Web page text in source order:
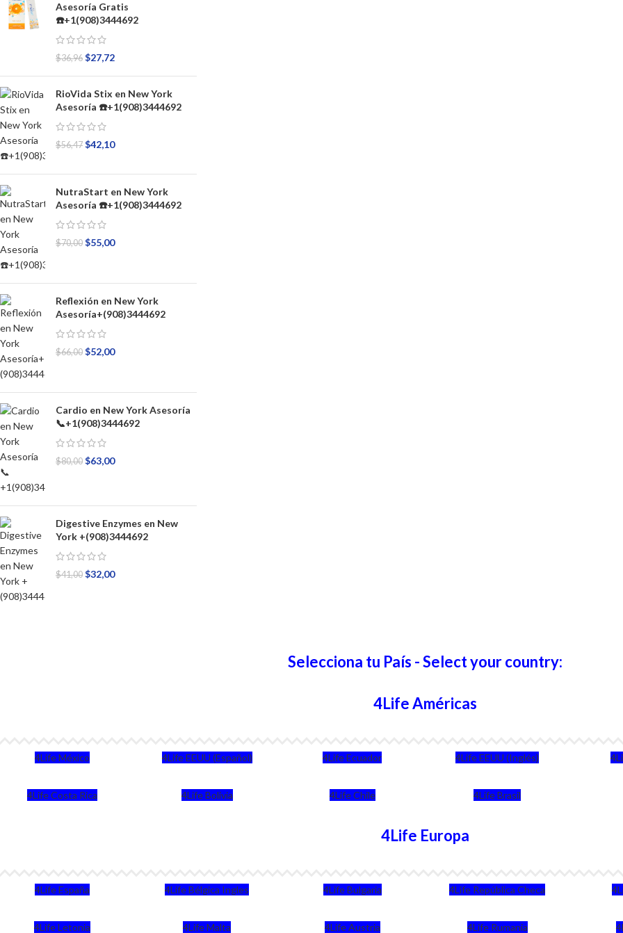
Asesoría Gratis
☎️+1(908)3444692
$36,96 $27,72
RioVida Stix en New York
Asesoría ☎️+1(908)3444692
$56,47 $42,10
NutraStart en New York
Asesoría ☎️+1(908)3444692
$70,00 $55,00
Reflexión en New York
Asesoría+(908)3444692
$66,00 $52,00
Cardio en New York Asesoría
📞+1(908)3444692
$80,00 $63,00
Digestive Enzymes en New
York +(908)3444692
$41,00 $32,00
Selecciona tu País - Select your country:
4Life Américas
4Life México 4Life EEUU (Español) 4Life Ecuador 4Life EEUU (Inglés)
4Life Costa Rica 4Life Bolivia 4Life Chile 4Life Brasil
4Life Europa
4Life España 4Life Bélgica Ingles 4Life Bulgaria 4Life República Checa
4Life Letonia 4Life Malta 4Life Austria 4Life Rumania